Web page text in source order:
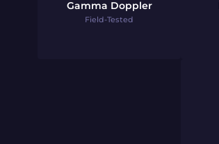
Gamma Doppler
Field-Tested